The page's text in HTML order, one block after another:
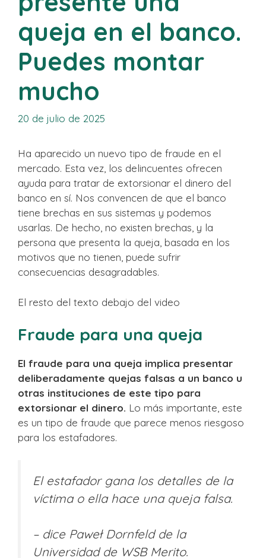
queja en el banco.
Puedes montar
mucho
20 de julio de 2025
Ha aparecido un nuevo tipo de fraude en el
mercado. Esta vez, los delincuentes ofrecen
ayuda para tratar de extorsionar el dinero del
banco en sí. Nos convencen de que el banco
tiene brechas en sus sistemas y podemos
usarlas. De hecho, no existen brechas, y la
persona que presenta la queja, basada en los
motivos que no tienen, puede sufrir
consecuencias desagradables.
El resto del texto debajo del video
Fraude para una queja
El fraude para una queja implica presentar
deliberadamente quejas falsas a un banco u
otras instituciones de este tipo para
extorsionar el dinero. Lo más importante, este
es un tipo de fraude que parece menos riesgoso
para los estafadores.
El estafador gana los detalles de la
víctima o ella hace una queja falsa.
– dice Paweł Dornfeld de la
Universidad de WSB Merito.